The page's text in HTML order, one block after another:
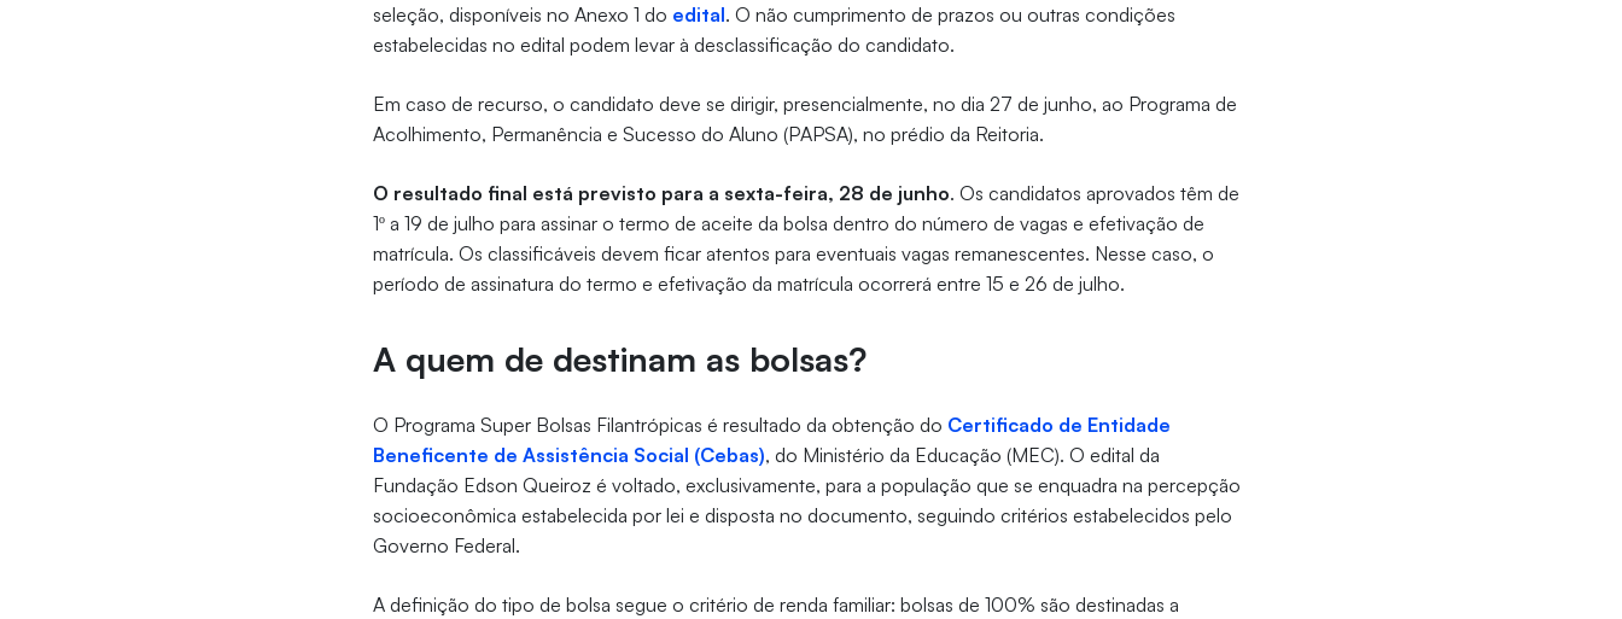
seleção, disponíveis no Anexo 1 do edital. O não cumprimento de prazos ou outras condições
estabelecidas no edital podem levar à desclassificação do candidato.
Em caso de recurso, o candidato deve se dirigir, presencialmente, no dia 27 de junho, ao Programa de
Acolhimento, Permanência e Sucesso do Aluno (PAPSA), no prédio da Reitoria.
O resultado final está previsto para a sexta-feira, 28 de junho. Os candidatos aprovados têm de
1º a 19 de julho para assinar o termo de aceite da bolsa dentro do número de vagas e efetivação de
matrícula. Os classificáveis devem ficar atentos para eventuais vagas remanescentes. Nesse caso, o
período de assinatura do termo e efetivação da matrícula ocorrerá entre 15 e 26 de julho.
A quem de destinam as bolsas?
O Programa Super Bolsas Filantrópicas é resultado da obtenção do Certificado de Entidade
Beneficente de Assistência Social (Cebas), do Ministério da Educação (MEC). O edital da
Fundação Edson Queiroz é voltado, exclusivamente, para a população que se enquadra na percepção
socioeconômica estabelecida por lei e disposta no documento, seguindo critérios estabelecidos pelo
Governo Federal.
A definição do tipo de bolsa segue o critério de renda familiar: bolsas de 100% são destinadas a